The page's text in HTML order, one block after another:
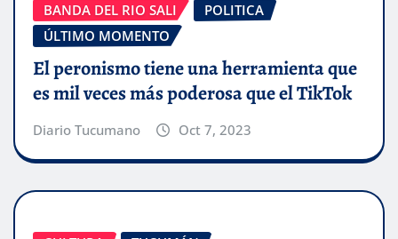
BANDA DEL RIO SALI
POLITICA
ÚLTIMO MOMENTO
El peronismo tiene una herramienta que
es mil veces más poderosa que el TikTok
Diario Tucumano Oct 7, 2023